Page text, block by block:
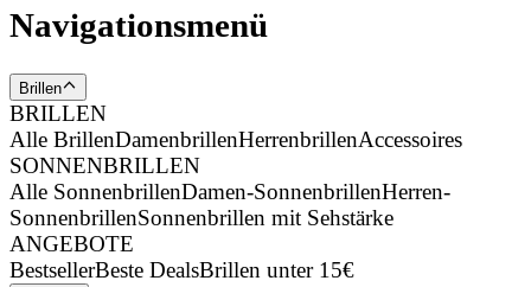
Navigationsmenü
Brillen
BRILLEN
Alle BrillenDamenbrillenHerrenbrillenAccessoires
SONNENBRILLEN
Alle SonnenbrillenDamen-SonnenbrillenHerren-
SonnenbrillenSonnenbrillen mit Sehstärke
ANGEBOTE
BestsellerBeste DealsBrillen unter 15€